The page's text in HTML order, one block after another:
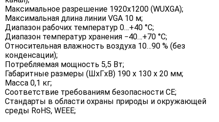
Максимальное разрешение 1920x1200 (WUXGA);
Максимальная длина линии VGA 10 м;
Диапазон рабочих температур 0…+40 °C;
Диапазон температур хранения −40…+70 °C;
Относительная влажность воздуха 10…90 % (без
конденсации);
Потребляемая мощность 5,5 Вт;
Габаритные размеры (ШxГxВ) 190 x 130 x 20 мм;
Масса 0,1 кг;
Соответствие требованиям безопасности CE;
Стандарты в области охраны природы и окружающей
среды RoHS, WEEE;